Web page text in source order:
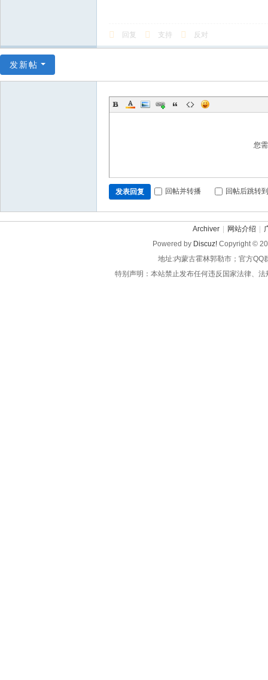
回复 支持 反对
发新帖
您
发表回复 回帖并转播 回帖后跳转
Archiver 网站介绍
Powered by Discuz! Copyright ©
地址:内蒙古霍林郭勒市；官方QQ
特别声明：本站禁止发布任何违反国家法律、